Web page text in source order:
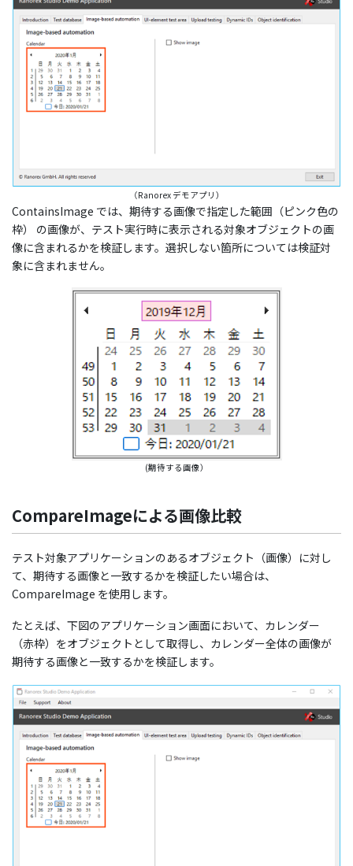
（Ranorex デモアプリ）
ContainsImage では、期待する画像で指定した範囲（ピンク色の
枠） の画像が、テスト実行時に表示される対象オブジェクトの画
像に含まれるかを検証します。選択しない箇所については検証対
象に含まれません。
(期待する画像）
CompareImageによる画像比較
テスト対象アプリケーションのあるオブジェクト（画像）に対し
て、期待する画像と一致するかを検証したい場合は、
CompareImage を使用します。
たとえば、下図のアプリケーション画面において、カレンダー
（赤枠）をオブジェクトとして取得し、カレンダー全体の画像が
期待する画像と一致するかを検証します。